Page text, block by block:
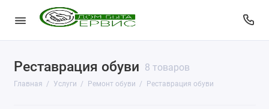
Реставрация обуви 8 товаров
Главная Услуги Ремонт обуви Реставрация обуви
КопиЦентр